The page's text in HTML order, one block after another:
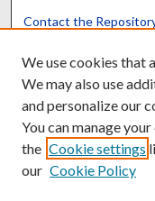
Contact the
We use cookies that
We may also use
and personalize our
You can manage
the Cookie settings
our Cookie Policy